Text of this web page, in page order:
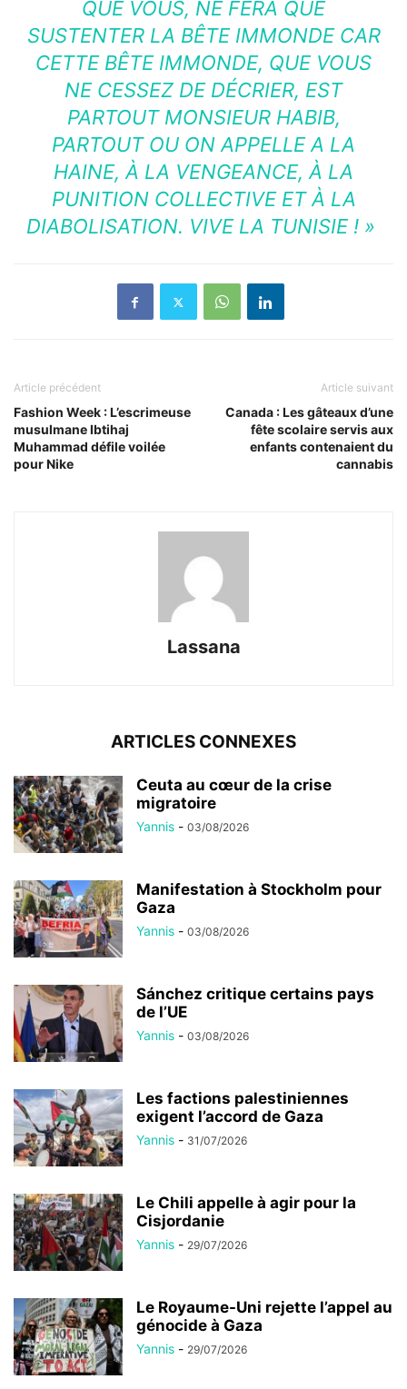
QUE VOUS, NE FERA QUE
SUSTENTER LA BÊTE IMMONDE CAR
CETTE BÊTE IMMONDE, QUE VOUS
NE CESSEZ DE DÉCRIER, EST
PARTOUT MONSIEUR HABIB,
PARTOUT OU ON APPELLE A LA
HAINE, À LA VENGEANCE, À LA
PUNITION COLLECTIVE ET À LA
DIABOLISATION. VIVE LA TUNISIE ! »
Article précédent
Fashion Week : L’escrimeuse
musulmane Ibtihaj
Muhammad défile voilée
pour Nike
Article suivant
Canada : Les gâteaux d’une
fête scolaire servis aux
enfants contenaient du
cannabis
Lassana
ARTICLES CONNEXES
Ceuta au cœur de la crise
migratoire
Yannis - 03/08/2026
Manifestation à Stockholm pour
Gaza
Yannis - 03/08/2026
Sánchez critique certains pays
de l’UE
Yannis - 03/08/2026
Les factions palestiniennes
exigent l’accord de Gaza
Yannis - 31/07/2026
Le Chili appelle à agir pour la
Cisjordanie
Yannis - 29/07/2026
Le Royaume-Uni rejette l’appel au
génocide à Gaza
Yannis - 29/07/2026